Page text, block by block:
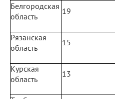
Белгородская
область
19
Рязанская
область
15
Курская
область
13